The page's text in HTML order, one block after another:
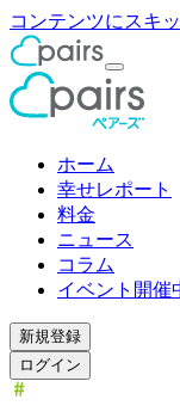
コンテンツにスキ
ホーム
幸せレポート
料金
ニュース
コラム
イベント開催
新規登録
ログイン